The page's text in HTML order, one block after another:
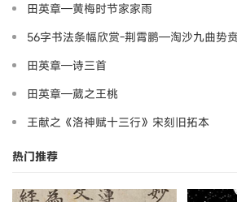
田英章—黄梅时节家家雨
56字书法条幅欣赏-荆霄鹏—淘沙九曲势
田英章—诗三首
田英章—葳之王桃
王献之《洛神赋十三行》宋刻旧拓本
热门推荐